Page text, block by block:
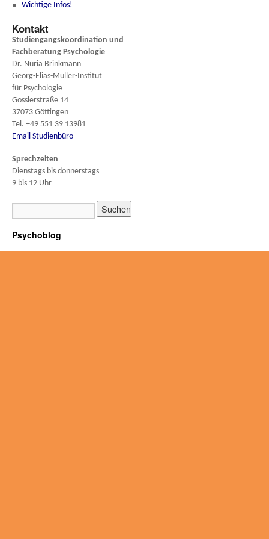
Wichtige Infos!
Kontakt
Studiengangskoordination und
Fachberatung Psychologie
Dr. Nuria Brinkmann
Georg-Elias-Müller-Institut
für Psychologie
Gosslerstraße 14
37073 Göttingen
Tel. +49 551 39 13981
Email Studienbüro
Sprechzeiten
Dienstags bis donnerstags
9 bis 12 Uhr
Psychoblog